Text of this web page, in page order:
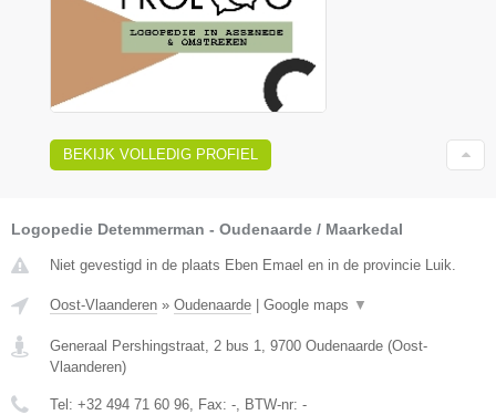
BEKIJK VOLLEDIG PROFIEL
Logopedie Detemmerman - Oudenaarde / Maarkedal
Niet gevestigd in de plaats Eben Emael en in de provincie Luik.
Oost-Vlaanderen » Oudenaarde Google maps ▼
Generaal Pershingstraat, 2 bus 1, 9700 Oudenaarde (Oost-
Vlaanderen)
Tel: +32 494 71 60 96, Fax: -, BTW-nr: -